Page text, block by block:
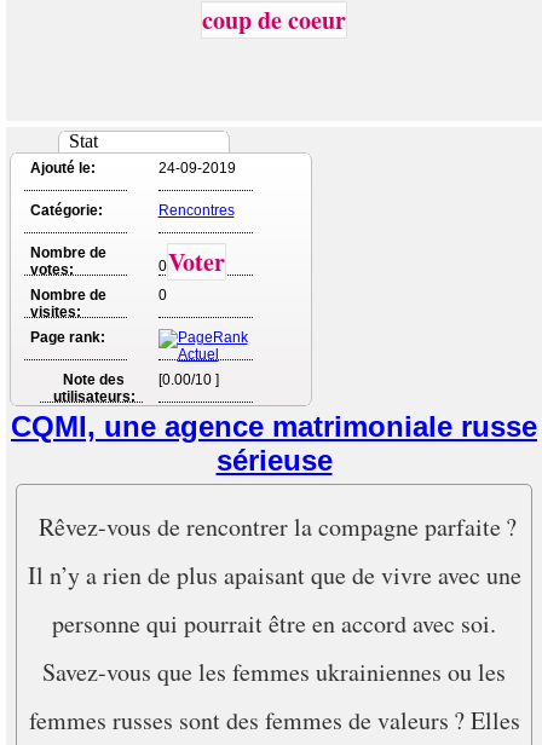
coup de coeur
Stat
Ajouté le: 24-09-2019
Catégorie: Rencontres
Nombre de
votes:
0Voter
Nombre de
visites:
0
Page rank:
Note des
utilisateurs:
[0.00/10 ]
CQMI, une agence matrimoniale russe
sérieuse
Rêvez-vous de rencontrer la compagne parfaite ?
Il n’y a rien de plus apaisant que de vivre avec une
personne qui pourrait être en accord avec soi.
Savez-vous que les femmes ukrainiennes ou les
femmes russes sont des femmes de valeurs ? Elles